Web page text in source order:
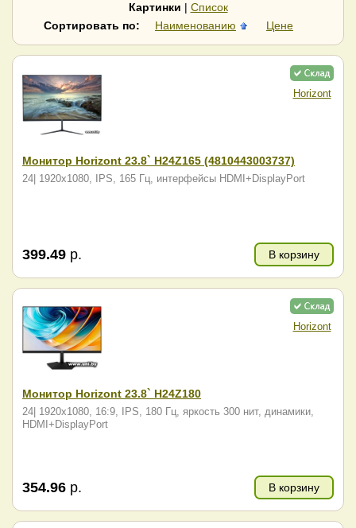
RDW Computers
Samsung
Vandor
ViewSonic
Xiaomi
Картинки | Список
Сортировать по:
Наименованию Цене
Horizont
Монитор Horizont 23.8` H24Z165 (4810443003737)
24| 1920x1080, IPS, 165 Гц, интерфейсы HDMI+DisplayPort
399.49 р. В корзину
Horizont
Монитор Horizont 23.8` H24Z180
24| 1920x1080, 16:9, IPS, 180 Гц, яркость 300 нит, динамики,
HDMI+DisplayPort
354.96 р. В корзину